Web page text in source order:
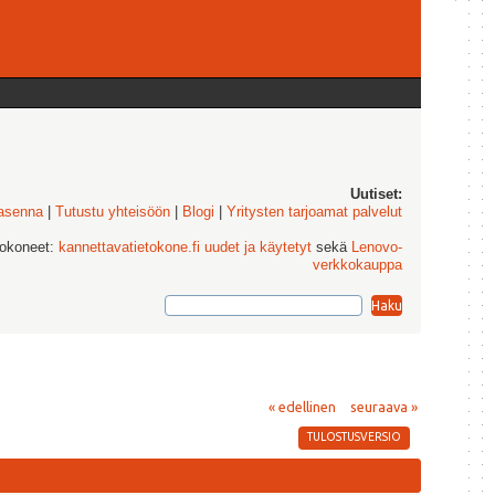
Uutiset:
|Tutustu yhteisöön Blogi |Yritysten tarjoamat palvelut
kannettavatietokone.fi uudet ja käytetyt sekä Lenovo-
verkkokauppa
« edellinen seuraava »
TULOSTUSVERSIO